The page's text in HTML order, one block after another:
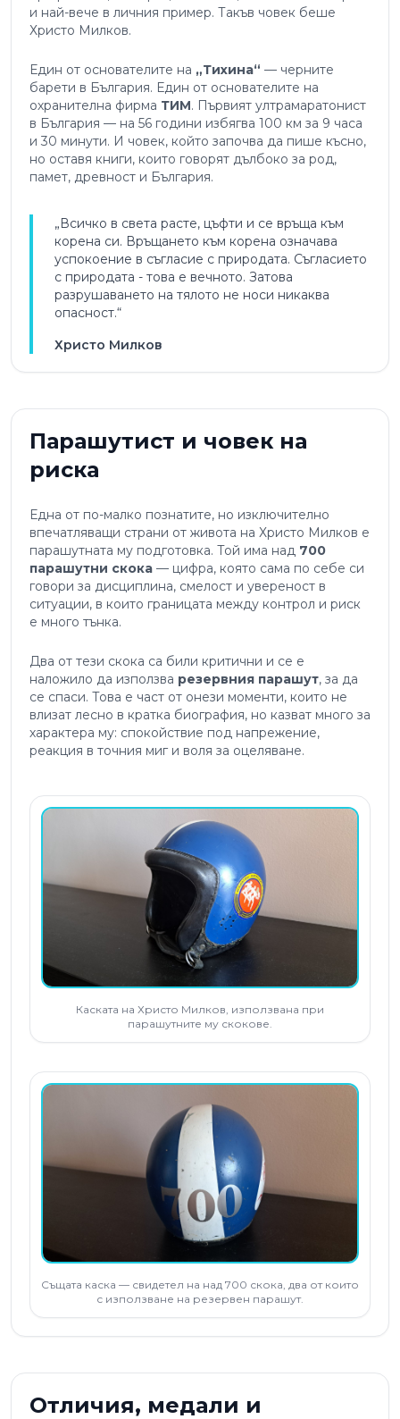
и най-вече в личния пример. Такъв човек беше
Христо Милков.
Един от основателите на „Тихина“ — черните
барети в България. Един от основателите на
охранителна фирма ТИМ. Първият ултрамаратонист
в България — на 56 години избягва 100 км за 9 часа
и 30 минути. И човек, който започва да пише късно,
но оставя книги, които говорят дълбоко за род,
памет, древност и България.
„Всичко в света расте, цъфти и се връща към
корена си. Връщането към корена означава
успокоение в съгласие с природата. Съгласието
с природата - това е вечното. Затова
разрушаването на тялото не носи никаква
опасност.“
Христо Милков
Парашутист и човек на
риска
Една от по-малко познатите, но изключително
впечатляващи страни от живота на Христо Милков е
парашутната му подготовка. Той има над 700
парашутни скока — цифра, която сама по себе си
говори за дисциплина, смелост и увереност в
ситуации, в които границата между контрол и риск
е много тънка.
Два от тези скока са били критични и се е
наложило да използва резервния парашут, за да
се спаси. Това е част от онези моменти, които не
влизат лесно в кратка биография, но казват много за
характера му: спокойствие под напрежение,
реакция в точния миг и воля за оцеляване.
Каската на Христо Милков, използвана при
парашутните му скокове.
Същата каска — свидетел на над 700 скока, два от които
с използване на резервен парашут.
Отличия, медали и